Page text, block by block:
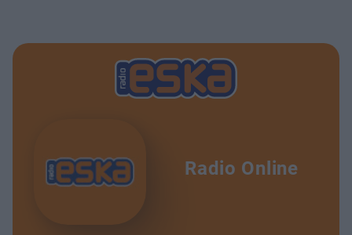
Radio Online